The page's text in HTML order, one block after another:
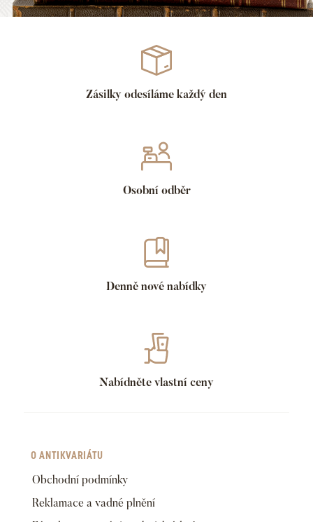
Zásilky odesíláme každý den
Osobní odběr
Denně nové nabídky
Nabídněte vlastní ceny
O ANTIKVARIÁTU
Obchodní podmínky
Reklamace a vadné plnění